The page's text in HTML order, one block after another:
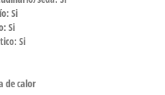
Si
Si
Si
de calor